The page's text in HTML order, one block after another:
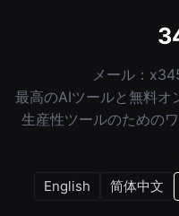
メール：
最高のAIツールと無料オ
生産性ツールのための
English
简体中文